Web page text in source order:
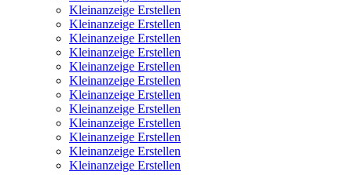
Kleinanzeige Erstellen
Kleinanzeige Erstellen
Kleinanzeige Erstellen
Kleinanzeige Erstellen
Kleinanzeige Erstellen
Kleinanzeige Erstellen
Kleinanzeige Erstellen
Kleinanzeige Erstellen
Kleinanzeige Erstellen
Kleinanzeige Erstellen
Kleinanzeige Erstellen
Kleinanzeige Erstellen